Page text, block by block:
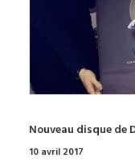
Nouveau disque
10 avril 2017